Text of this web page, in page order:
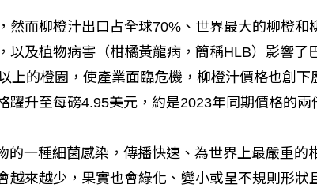
然而柳橙汁出口占全球70%、世界最大的柳橙
以及植物病害（柑橘黃龍病，簡稱HLB）影響了
上的橙園，使產業面臨危機，柳橙汁價格也創下
躍升至每磅4.95美元，約是2023年同期價格的兩
的一種細菌感染，傳播快速、為世界上最嚴重的
越來越少，果實也會綠化、變小或呈不規則形狀